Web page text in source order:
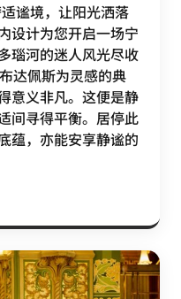
谧境，让阳光洒落
设计为您开启一场宁
瑙河的迷人风光尽收
达佩斯为灵感的典
意义非凡。这便是静
间寻得平衡。居停此
蕴，亦能安享静谧的